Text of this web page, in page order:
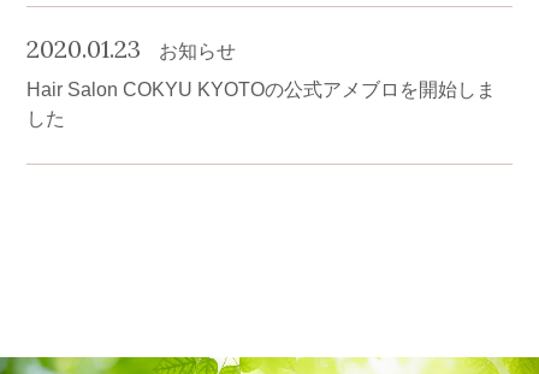
2020.01.23
お知らせ
Hair Salon COKYU KYOTOの公式アメブロを開始しま
した